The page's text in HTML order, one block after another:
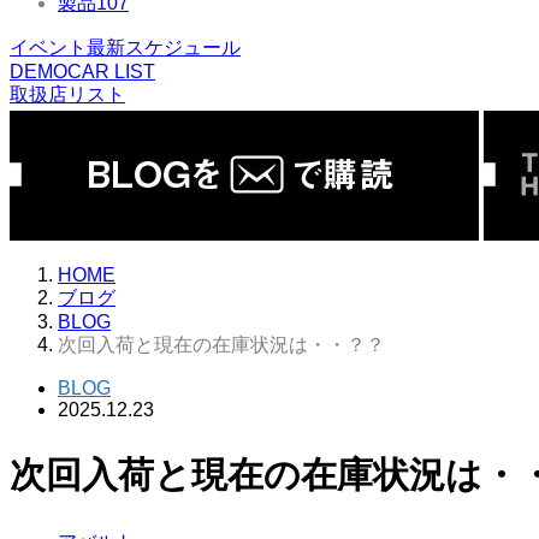
イベント最新スケジュール
DEMOCAR LIST
取扱店リスト
HOME
ブログ
BLOG
次回入荷と現在の在庫状況は・・？？
BLOG
2025.12.23
次回入荷と現在の在庫状況は・